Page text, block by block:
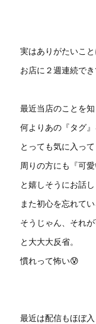
実はありがたいこ
お店に２週連続で
最近当店のことを
何よりあの『タグ
とっても気に入っ
周りの方にも『可
と嬉しそうにお話
また初心を忘れて
そうじゃん、それ
と大大大反省。
慣れって怖い😰
最近は配信もほぼ